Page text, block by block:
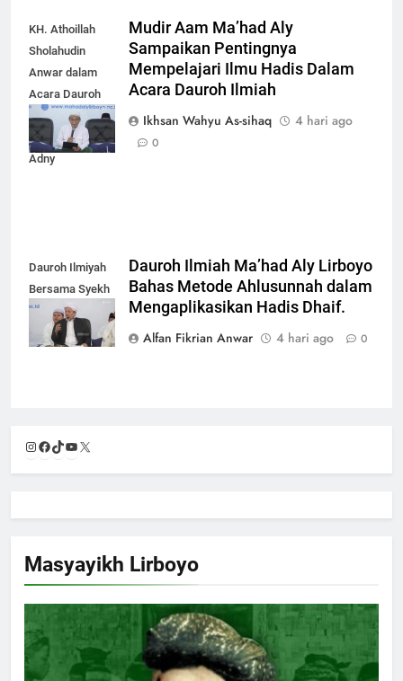
KH. Athoillah
Sholahudin
Anwar dalam
Acara Dauroh
Ilmiah bersama
Syekh Yasir Al-
Adny
Mudir Aam Ma’had Aly
Sampaikan Pentingnya
Mempelajari Ilmu Hadis Dalam
Acara Dauroh Ilmiah
Ikhsan Wahyu As-sihaq
4 hari ago
0
Dauroh Ilmiyah
Bersama Syekh
Yasir Al-Adny
Dauroh Ilmiah Ma’had Aly Lirboyo
Bahas Metode Ahlusunnah dalam
Mengaplikasikan Hadis Dhaif.
Alfan Fikrian Anwar
4 hari ago 0
Instagram
Facebook
TikTok
YouTube
Masyayikh Lirboyo